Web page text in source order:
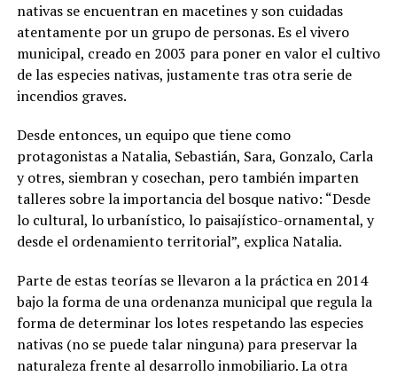
nativas se encuentran en macetines y son cuidadas
atentamente por un grupo de personas. Es el vivero
municipal, creado en 2003 para poner en valor el cultivo
de las especies nativas, justamente tras otra serie de
incendios graves.
Desde entonces, un equipo que tiene como
protagonistas a Natalia, Sebastián, Sara, Gonzalo, Carla
y otres, siembran y cosechan, pero también imparten
talleres sobre la importancia del bosque nativo: “Desde
lo cultural, lo urbanístico, lo paisajístico-ornamental, y
desde el ordenamiento territorial”, explica Natalia.
Parte de estas teorías se llevaron a la práctica en 2014
bajo la forma de una ordenanza municipal que regula la
forma de determinar los lotes respetando las especies
nativas (no se puede talar ninguna) para preservar la
naturaleza frente al desarrollo inmobiliario. La otra